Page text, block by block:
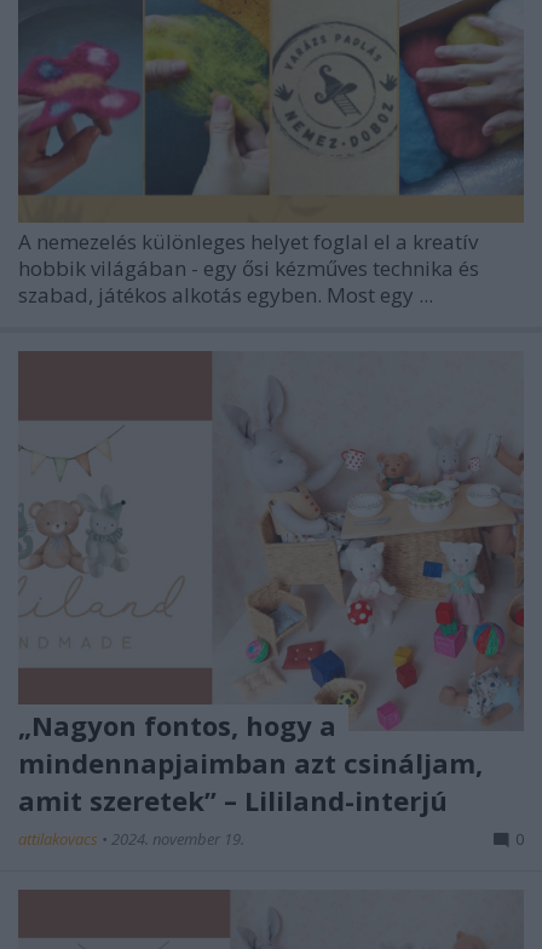
A nemezelés különleges helyet foglal el a kreatív
hobbik világában - egy ősi kézműves technika és
szabad, játékos alkotás egyben. Most egy ...
„Nagyon fontos, hogy a
mindennapjaimban azt csináljam,
amit szeretek” – Lililand-interjú
attilakovacs • 2024. november 19. 0